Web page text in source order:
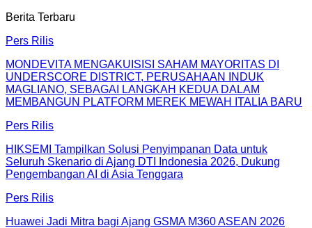
Berita Terbaru
Pers Rilis
MONDEVITA MENGAKUISISI SAHAM MAYORITAS DI
UNDERSCORE DISTRICT, PERUSAHAAN INDUK
MAGLIANO, SEBAGAI LANGKAH KEDUA DALAM
MEMBANGUN PLATFORM MEREK MEWAH ITALIA BARU
Pers Rilis
HIKSEMI Tampilkan Solusi Penyimpanan Data untuk
Seluruh Skenario di Ajang DTI Indonesia 2026, Dukung
Pengembangan AI di Asia Tenggara
Pers Rilis
Huawei Jadi Mitra bagi Ajang GSMA M360 ASEAN 2026